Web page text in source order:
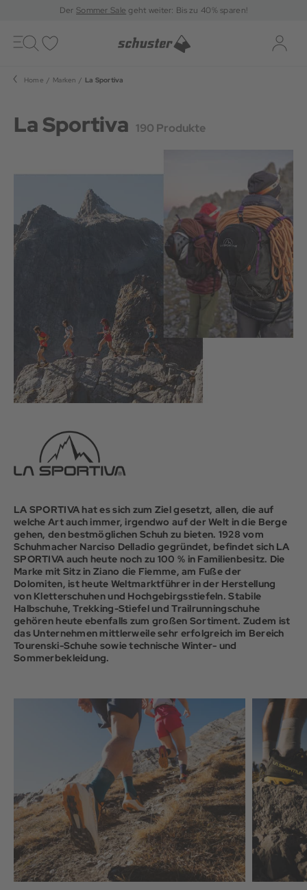
DerSommer Sale geht weiter: Bis zu 40% sparen!
Toggle
navigation
Home Marken La Sportiva
La Sportiva 190 Produkte
LA SPORTIVA hat es sich zum Ziel gesetzt, allen, die auf
welche Art auch immer, irgendwo auf der Welt in die Berge
gehen, den bestmöglichen Schuh zu bieten. 1928 vom
Schuhmacher Narciso Delladio gegründet, befindet sich LA
SPORTIVA auch heute noch zu 100 % in Familienbesitz. Die
Marke mit Sitz in Ziano die Fiemme, am Fuße der
Dolomiten, ist heute Weltmarktführer in der Herstellung
von Kletterschuhen und Hochgebirgsstiefeln. Stabile
Halbschuhe, Trekking-Stiefel und Trailrunningschuhe
gehören heute ebenfalls zum großen Sortiment. Zudem ist
das Unternehmen mittlerweile sehr erfolgreich im Bereich
Tourenski-Schuhe sowie technische Winter- und
Sommerbekleidung.